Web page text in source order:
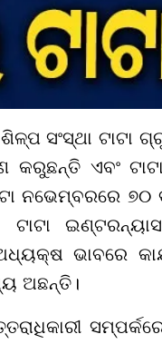
ସଂସ୍ଥା ଟାଟା
କରୁଛନ୍ତି ଏବଂ
ନଭେମ୍ବରରେ ୭୦
ଟାଟା
ଅଧ୍ୟକ୍ଷ ଭାବରେ
ଅଛନ୍ତି।